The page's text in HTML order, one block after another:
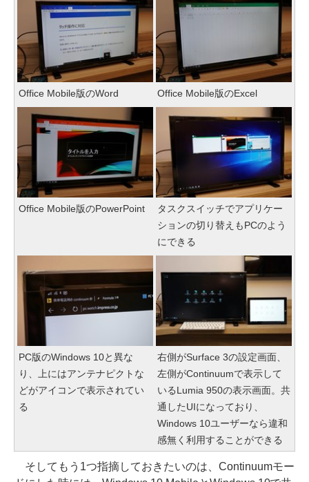
Office Mobile版のWord Office Mobile版のExcel
Office Mobile版のPowerPoint
タスクスイッチでアプリケー
ションの切り替えもPCのよう
にできる
PC版のWindows 10と異な
り、上にはアンテナピクトな
どがアイコンで表示されてい
る
右側がSurface 3の設定画面、
左側がContinuumで表示して
いるLumia 950の表示画面。共
通したUIになっており、
Windows 10ユーザーなら違和
感無く利用することができる
そしてもう1つ指摘しておきたいのは、Continuumモー